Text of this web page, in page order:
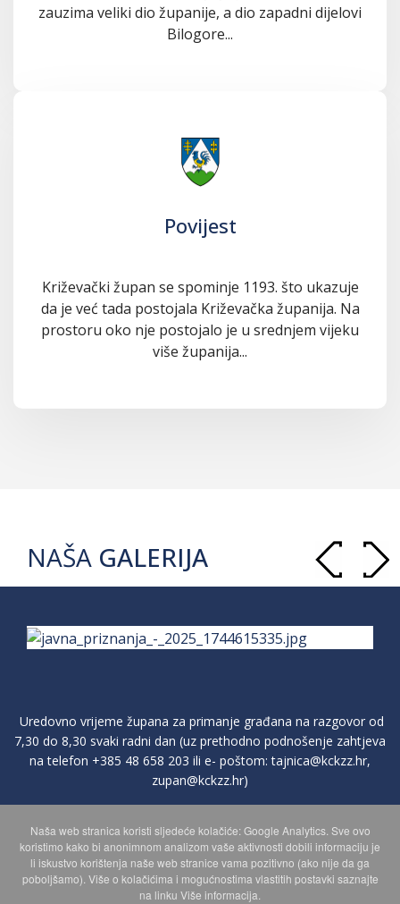
zauzima veliki dio županije, a dio zapadni dijelovi
Bilogore...
Povijest
Križevački župan se spominje 1193. što ukazuje
da je već tada postojala Križevačka županija. Na
prostoru oko nje postojalo je u srednjem vijeku
više županija...
NAŠA GALERIJA
Uredovno vrijeme župana za primanje građana na razgovor od
7,30 do 8,30 svaki radni dan (uz prethodno podnošenje zahtjeva
na telefon +385 48 658 203 ili e- poštom:tajnica@kckzz.hr,
zupan@kckzz.hr)
POLITIKA ZAŠTITE PRIVATNOSTI OSOBNIH PODATAKA
MAPA WEBA
Naša web stranica koristi sljedeće kolačiće: Google Analytics. Sve ovo
koristimo kako bi anonimnom analizom vaše aktivnosti dobili informaciju je
li iskustvo korištenja naše web stranice vama pozitivno (ako nije da ga
poboljšamo). Više o kolačićima i mogućnostima vlastitih postavki saznajte
na linku Više informacija.